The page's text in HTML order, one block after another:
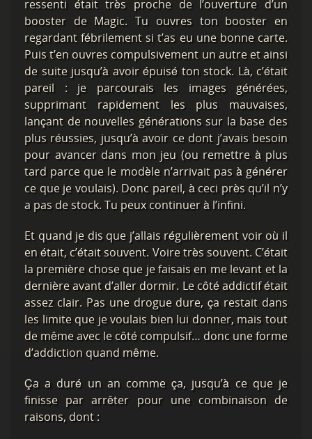
ressenti était très proche de l’ouverture d’un
booster de Magic. Tu ouvres ton booster en
regardant fébrilement si t’as eu une bonne carte.
Puis t’en ouvres compulsivement un autre et ainsi
de suite jusqu’à avoir épuisé ton stock. Là, c’était
pareil : je parcourais les images générées,
supprimant rapidement les plus mauvaises,
lançant de nouvelles générations sur la base des
plus réussies, jusqu’à avoir ce dont j’avais besoin
pour avancer dans mon jeu (ou remettre à plus
tard parce que le modèle n’arrivait pas à générer
ce que je voulais). Donc pareil, à ceci près qu’il n’y
a pas de stock. Tu peux continuer à l’infini.
Et quand je dis que j’allais régulièrement voir où il
en était, c’était souvent. Voire très souvent. C’était
la première chose que je faisais en me levant et la
dernière avant d’aller dormir. Le côté addictif était
assez clair. Pas une drogue dure, ça restait dans
les limite que je voulais bien lui donner, mais tout
de même avec le côté compulsif… donc une forme
d’addiction quand même.
Ça a duré un an comme ça, jusqu’à ce que je
finisse par arrêter pour une combinaison de
raisons, dont :